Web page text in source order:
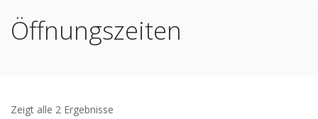
Öffnungszeiten
Zeigt alle 2 Ergebnisse